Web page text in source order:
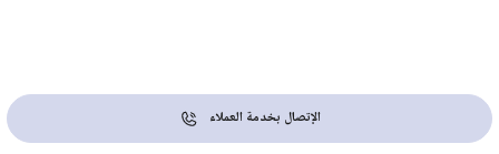
الإتصال بخدمة العملاء